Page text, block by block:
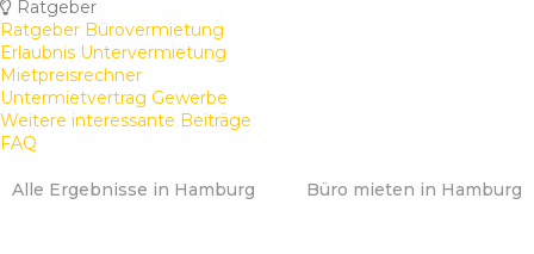
Ratgeber
Ratgeber Bürovermietung
Erlaubnis Untervermietung
Mietpreisrechner
Untermietvertrag Gewerbe
Weitere interessante Beiträge
FAQ
Alle Ergebnisse in Hamburg Büro mieten in Hamburg